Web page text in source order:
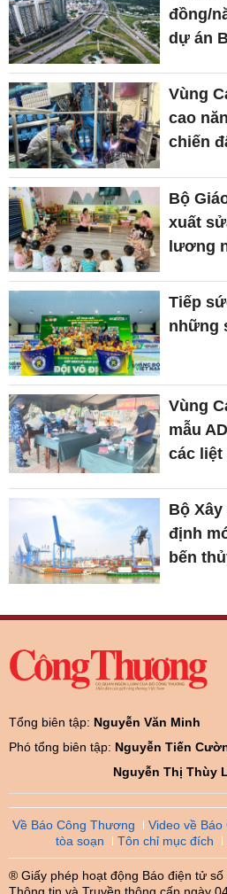
đồng/
dự án
Vùng
cao
chiến
Bộ
xuất
lương
Tiếp
những
Vùng
mẫu
các liệt
Bộ
định
bến
Tổng biên tập: Nguyễn Văn Minh
Phó tổng biên tập: Nguyễn Tiến
Nguyễn Thị Thùy
Về Báo Công Thương Video về
tòa soạn
Tôn chỉ mục đích
® Giấy phép hoạt động Báo điện tử
Thông tin và Truyền thông cấp ngày